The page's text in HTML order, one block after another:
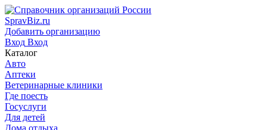
SpravBiz.ru
Добавить организацию
Вход Вход
Каталог
Авто
Аптеки
Ветеринарные клиники
Где поесть
Госуслуги
Для детей
Дома отдыха